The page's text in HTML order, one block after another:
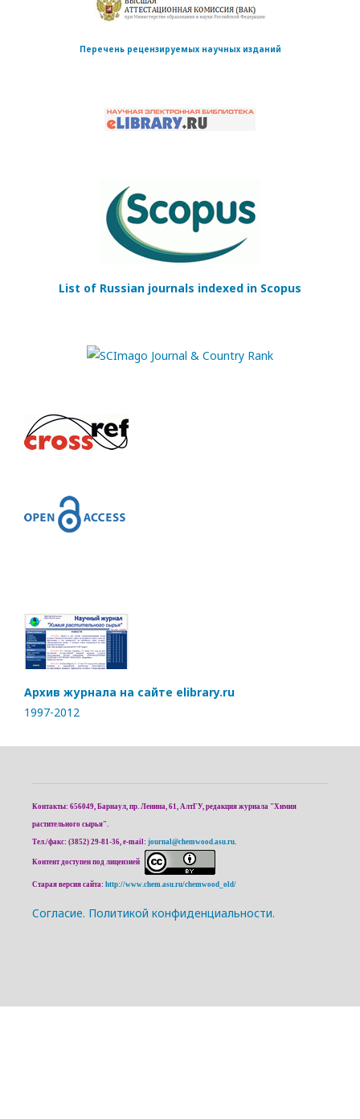
Перечень рецензируемых научных изданий
List of Russian journals indexed in Scopus
Архив журнала на сайте elibrary.ru
1997-2012
Контакты: 656049, Барнаул, пр. Ленина, 61, АлтГУ, редакция журнала "Химия
растительного сырья".
Тел./факс: (3852) 29-81-36, e-mail: journal@chemwood.asu.ru.
Контент доступен под лицензией
Старая версия сайта: http://www.chem.asu.ru/chemwood_old/
Cогласие. Политикой конфиденциальности.